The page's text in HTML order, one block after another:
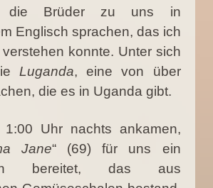
die Brüder zu uns in
Englisch sprachen, das ich
konnte. Unter sich
Luganda, eine von über
die es in Uganda gibt.
Uhr nachts ankamen,
Jane“ (69) für uns ein
bereitet, das aus